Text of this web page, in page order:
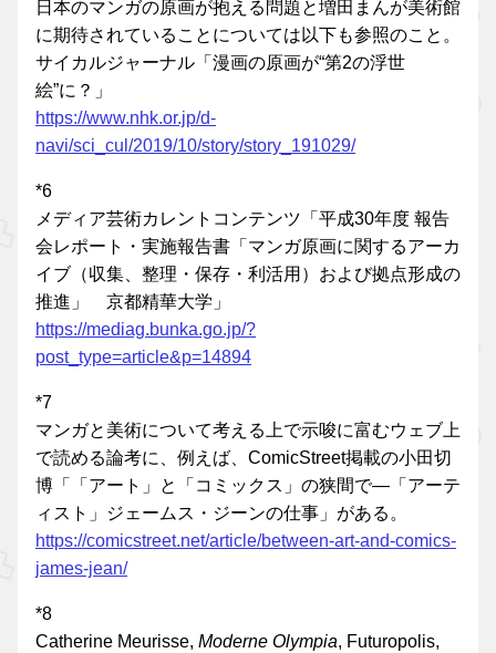
日本のマンガの原画が抱える問題と増田まんが美術館
に期待されていることについては以下も参照のこと。
サイカルジャーナル「漫画の原画が“第2の浮世
絵”に？」
https://www.nhk.or.jp/d-
navi/sci_cul/2019/10/story/story_191029/
*6
メディア芸術カレントコンテンツ「平成30年度 報告
会レポート・実施報告書「マンガ原画に関するアーカ
イブ（収集、整理・保存・利活用）および拠点形成の
推進」 京都精華大学」
https://mediag.bunka.go.jp/?
post_type=article&p=14894
*7
マンガと美術について考える上で示唆に富むウェブ上
で読める論考に、例えば、ComicStreet掲載の小田切
博「「アート」と「コミックス」の狭間で―「アーテ
ィスト」ジェームス・ジーンの仕事」がある。
https://comicstreet.net/article/between-art-and-comics-
james-jean/
*8
Catherine Meurisse, Moderne Olympia, Futuropolis,